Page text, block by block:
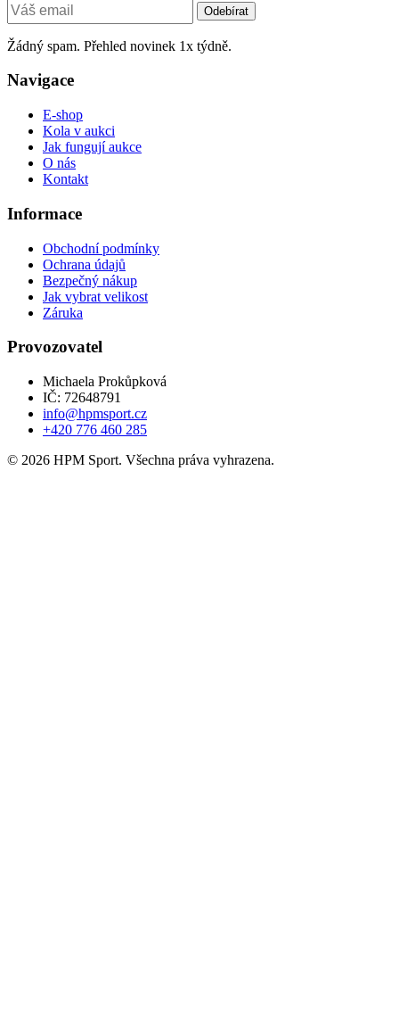
Odebírat
Žádný spam. Přehled novinek 1x týdně.
Navigace
E-shop
Kola v aukci
Jak fungují aukce
O nás
Kontakt
Informace
Obchodní podmínky
Ochrana údajů
Bezpečný nákup
Jak vybrat velikost
Záruka
Provozovatel
Michaela Prokůpková
IČ: 72648791
info@hpmsport.cz
+420 776 460 285
© 2026 HPM Sport. Všechna práva vyhrazena.